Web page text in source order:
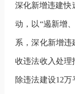
深化新增违建快
动，以“遏新增
系，深化新增
收违法收入处理
除违法建设12万